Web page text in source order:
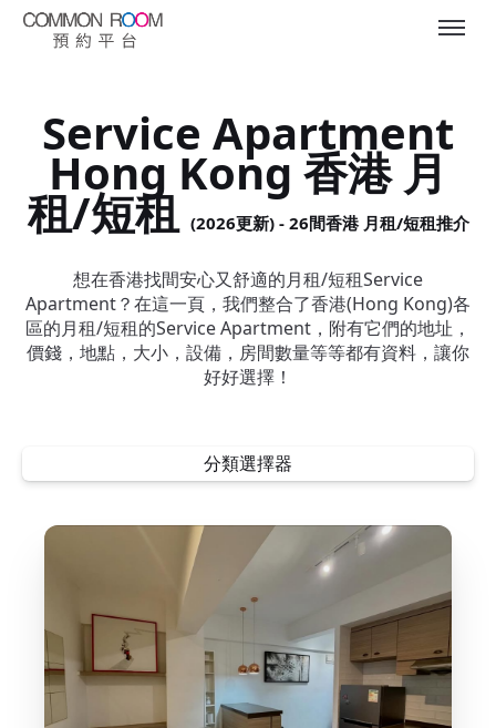
Service Apartment
Hong Kong 香港 月
租/短租 (2026更新) - 26間香港 月租/短租推介
想在香港找間安心又舒適的月租/短租Service
Apartment？在這一頁，我們整合了香港(Hong Kong)各
區的月租/短租的Service Apartment，附有它們的地址，
價錢，地點，大小，設備，房間數量等等都有資料，讓你
好好選擇！
分類選擇器